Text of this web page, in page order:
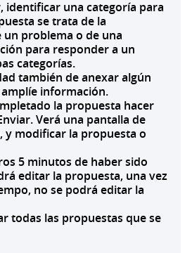
identificar una categoría para
se trata de la
problema o de una
para responder a un
categorías.
también de anexar algún
información.
la propuesta hacer
Verá una pantalla de
y modificar la propuesta o
5 minutos de haber sido
editar la propuesta, una vez
no se podrá editar la
todas las propuestas que se